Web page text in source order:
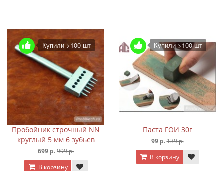
Купили >100 шт
Пробойник строчный NN
круглый 5 мм 6 зубьев
699 р.999 р.
В корзину
Купили >100 шт
Паста ГОИ 30г
99 р.139 р.
В корзину